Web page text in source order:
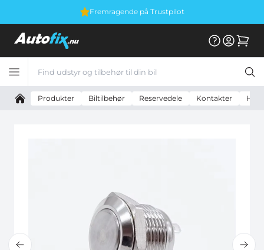
Fremragende på Trustpilot
Produkter Biltilbehør Reservedele Kontakter